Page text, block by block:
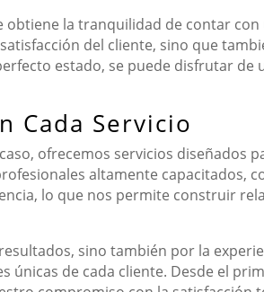
la tranquilidad de contar
del cliente, sino que
estado, se puede disfrutar de
Cada Servicio
ofrecemos servicios diseñados
altamente capacitados,
lo que nos permite construir
sino también por la
únicas de cada cliente. Desde el